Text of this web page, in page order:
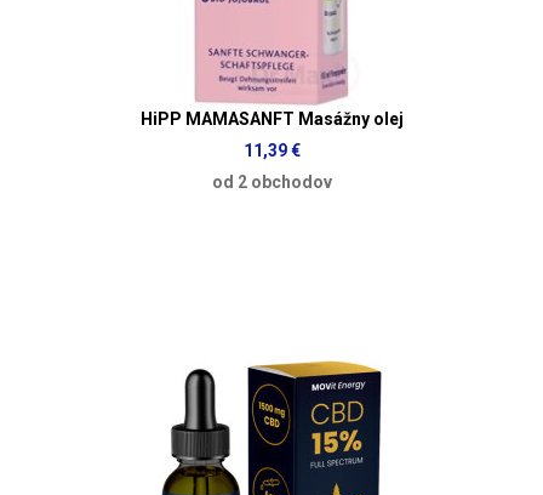
HiPP MAMASANFT Masážny olej
11,39 €
od 2 obchodov